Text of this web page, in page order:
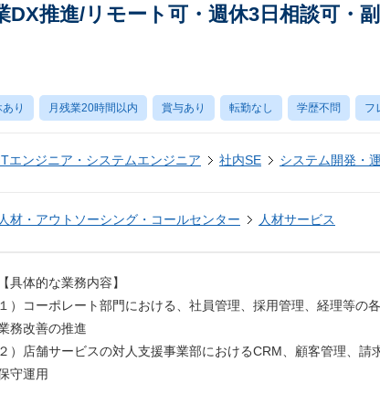
DX推進/リモート可・週休3日相談可・
り 月残業20時間以内 賞与あり 転勤なし 学歴不問 フ
エンジニア・システムエンジニア 社内SE システム開発・
人材・アウトソーシング・コールセンター 人材サービス
【具体的な業務内容】
１）コーポレート部門における、社員管理、採用管理、経理等の
務改善の推進
２）店舗サービスの対人支援事業部におけるCRM、顧客管理、請
守運用